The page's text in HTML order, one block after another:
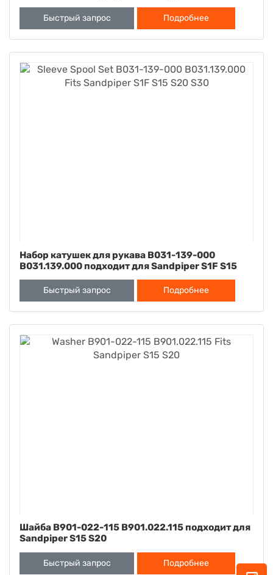
Быстрый запрос Подробнее
Набор катушек для рукава B031-139-000
B031.139.000 подходит для Sandpiper S1F S15
S20 S30
Быстрый запрос Подробнее
Шайба B901-022-115 B901.022.115 подходит для
Sandpiper S15 S20
Быстрый запрос Подробнее